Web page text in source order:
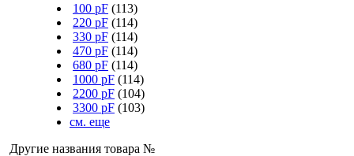
100 pF (113)
220 pF (114)
330 pF (114)
470 pF (114)
680 pF (114)
1000 pF (114)
2200 pF (104)
3300 pF (103)
см. еще
Другие названия товара №